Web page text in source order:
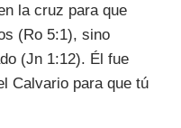
la cruz para que
(Ro 5:1), sino
(Jn 1:12). Él fue
Calvario para que tú